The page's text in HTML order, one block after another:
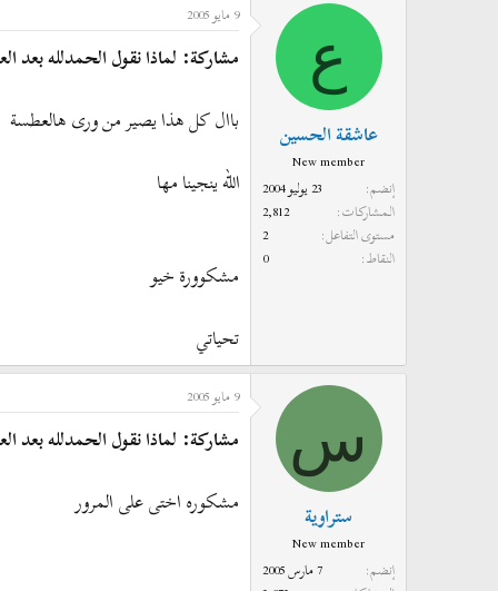
ع
عاشقة الحسين
New member
إنضم
23 يوليو 2004
المشاركات
2,812
مستوى التفاعل
2
النقاط
0
9 مايو 2005
مشاركة: لماذا نقول الحمدلله بعد
باال كل هذا يصير من ورى هالعطسة
الله ينجينا مها
مشكوورة خيو
تحياتي
س
ستراوية
New member
إنضم
7 مارس 2005
9 مايو 2005
مشاركة: لماذا نقول الحمدلله بعد
مشكوره اختى على المرور